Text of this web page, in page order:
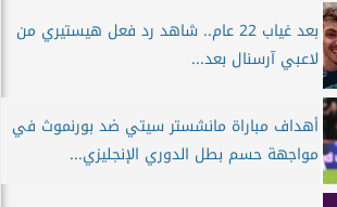
بعد غياب 22 عام.. شاهد رد فعل هيستيري من
لاعبي آرسنال بعد...
أهداف مباراة مانشستر سيتي ضد بورنموث في
مواجهة حسم بطل الدوري الإنجليزي...